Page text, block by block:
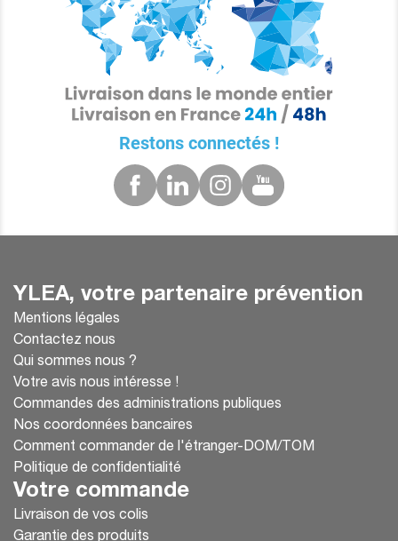
Restons connectés !
YLEA, votre partenaire prévention
Mentions légales
Contactez nous
Qui sommes nous ?
Votre avis nous intéresse !
Commandes des administrations publiques
Nos coordonnées bancaires
Comment commander de l'étranger-DOM/TOM
Politique de confidentialité
Votre commande
Livraison de vos colis
Garantie des produits